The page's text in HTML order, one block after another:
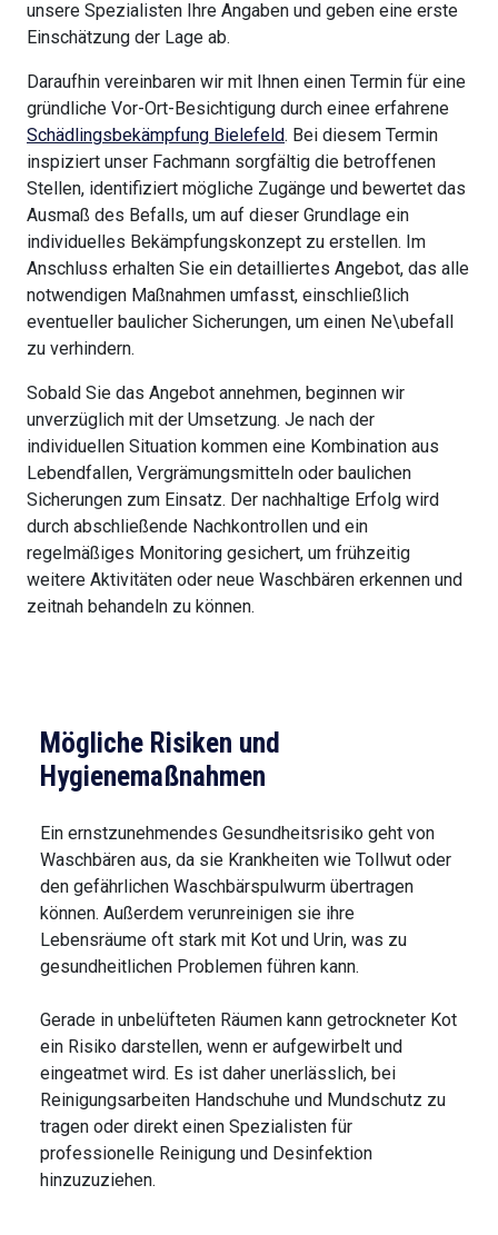
unsere Spezialisten Ihre Angaben und geben eine erste
Einschätzung der Lage ab.
Daraufhin vereinbaren wir mit Ihnen einen Termin für eine
gründliche Vor-Ort-Besichtigung durch einee erfahrene
Schädlingsbekämpfung Bielefeld. Bei diesem Termin
inspiziert unser Fachmann sorgfältig die betroffenen
Stellen, identifiziert mögliche Zugänge und bewertet das
Ausmaß des Befalls, um auf dieser Grundlage ein
individuelles Bekämpfungskonzept zu erstellen. Im
Anschluss erhalten Sie ein detailliertes Angebot, das alle
notwendigen Maßnahmen umfasst, einschließlich
eventueller baulicher Sicherungen, um einen Ne\ubefall
zu verhindern.
Sobald Sie das Angebot annehmen, beginnen wir
unverzüglich mit der Umsetzung. Je nach der
individuellen Situation kommen eine Kombination aus
Lebendfallen, Vergrämungsmitteln oder baulichen
Sicherungen zum Einsatz. Der nachhaltige Erfolg wird
durch abschließende Nachkontrollen und ein
regelmäßiges Monitoring gesichert, um frühzeitig
weitere Aktivitäten oder neue Waschbären erkennen und
zeitnah behandeln zu können.
Mögliche Risiken und
Hygienemaßnahmen
Ein ernstzunehmendes Gesundheitsrisiko geht von
Waschbären aus, da sie Krankheiten wie Tollwut oder
den gefährlichen Waschbärspulwurm übertragen
können. Außerdem verunreinigen sie ihre
Lebensräume oft stark mit Kot und Urin, was zu
gesundheitlichen Problemen führen kann.
Gerade in unbelüfteten Räumen kann getrockneter Kot
ein Risiko darstellen, wenn er aufgewirbelt und
eingeatmet wird. Es ist daher unerlässlich, bei
Reinigungsarbeiten Handschuhe und Mundschutz zu
tragen oder direkt einen Spezialisten für
professionelle Reinigung und Desinfektion
hinzuzuziehen.